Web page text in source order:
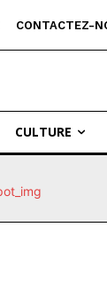
CONTACTEZ-
CULTURE